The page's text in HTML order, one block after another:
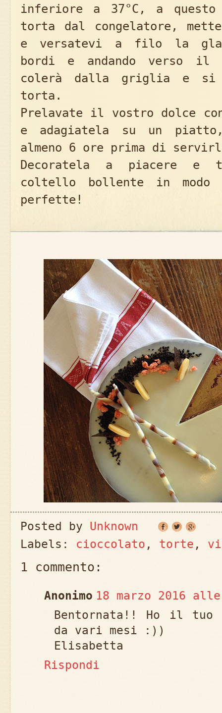
inferiore a 37°C, a
torta dal congelatore,
e versatevi a filo la
bordi e andando verso il
colerà dalla griglia e si
torta.
Prelavate il vostro dolce
e adagiatela su un
almeno 6 ore prima di
Decoratela a piacere e
coltello bollente in modo
perfette!
Posted by Unknown
Labels: cioccolato , torte ,
1 commento:
Anonimo 18 marzo 2016
Bentornata!! Ho il tuo
da vari mesi :))
Elisabetta
Rispondi